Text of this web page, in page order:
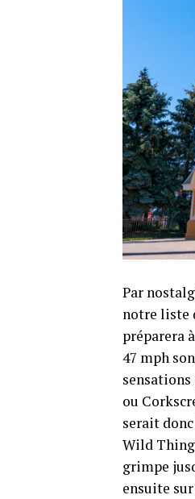
Par
notre liste
préparera
47 mph
ou
serait
Wild
grimpe
ensuite